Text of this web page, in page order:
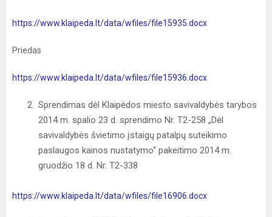
https://www.klaipeda.lt/data/wfiles/file15935.docx
Priedas
https://www.klaipeda.lt/data/wfiles/file15936.docx
Sprendimas dėl Klaipėdos miesto savivaldybės tarybos
2014 m. spalio 23 d. sprendimo Nr. T2-258 „Dėl
savivaldybės švietimo įstaigų patalpų suteikimo
paslaugos kainos nustatymo“ pakeitimo 2014 m.
gruodžio 18 d. Nr. T2-338
https://www.klaipeda.lt/data/wfiles/file16906.docx